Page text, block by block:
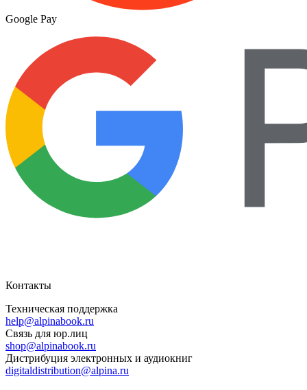
Google Pay
Контакты
Техническая поддержка
help@alpinabook.ru
Связь для юр.лиц
shop@alpinabook.ru
Дистрибуция электронных и аудиокниг
digitaldistribution@alpina.ru